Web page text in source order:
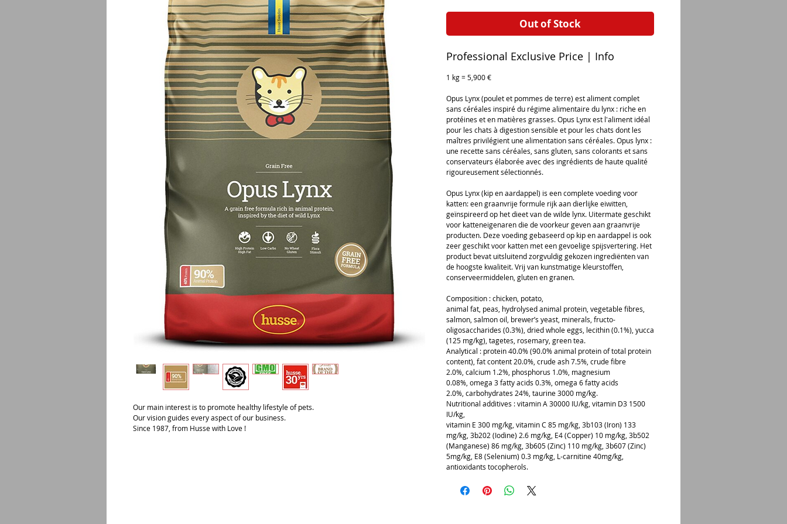
Our main interest is to promote healthy lifestyle of pets.
Our vision guides every aspect of our business.
Since 1987, from Husse with Love !
Out of Stock
Professional Exclusive Price | Info
1 kg = 5,900 €
Opus Lynx (poulet et pommes de terre) est aliment complet
sans céréales inspiré du régime alimentaire du lynx : riche en
protéines et en matières grasses. Opus Lynx est l'aliment idéal
pour les chats à digestion sensible et pour les chats dont les
maîtres privilégient une alimentation sans céréales. Opus lynx :
une recette sans céréales, sans gluten, sans colorants et sans
conservateurs élaborée avec des ingrédients de haute qualité
rigoureusement sélectionnés.
Opus Lynx (kip en aardappel) is een complete voeding voor
katten: een graanvrije formule rijk aan dierlijke eiwitten,
geïnspireerd op het dieet van de wilde lynx. Uitermate geschikt
voor katteneigenaren die de voorkeur geven aan graanvrije
producten. Deze voeding gebaseerd op kip en aardappel is ook
zeer geschikt voor katten met een gevoelige spijsvertering. Het
product bevat uitsluitend zorgvuldig gekozen ingrediënten van
de hoogste kwaliteit. Vrij van kunstmatige kleurstoffen,
conserveermiddelen, gluten en granen.
Composition : chicken, potato,
animal fat, peas, hydrolysed animal protein, vegetable fibres,
salmon, salmon oil, brewer’s yeast, minerals, fructo-
oligosaccharides (0.3%), dried whole eggs, lecithin (0.1%), yucca
(125 mg/kg), tagetes, rosemary, green tea.
Analytical : protein 40.0% (90.0% animal protein of total protein
content), fat content 20.0%, crude ash 7.5%, crude fibre
2.0%, calcium 1.2%, phosphorus 1.0%, magnesium
0.08%, omega 3 fatty acids 0.3%, omega 6 fatty acids
2.0%, carbohydrates 24%, taurine 3000 mg/kg.
Nutritional additives : vitamin A 30000 IU/kg, vitamin D3 1500
IU/kg,
vitamin E 300 mg/kg, vitamin C 85 mg/kg, 3b103 (Iron) 133
mg/kg, 3b202 (Iodine) 2.6 mg/kg, E4 (Copper) 10 mg/kg, 3b502
(Manganese) 86 mg/kg, 3b605 (Zinc) 110 mg/kg, 3b607 (Zinc)
5mg/kg, E8 (Selenium) 0.3 mg/kg, L-carnitine 40mg/kg,
antioxidants tocopherols.